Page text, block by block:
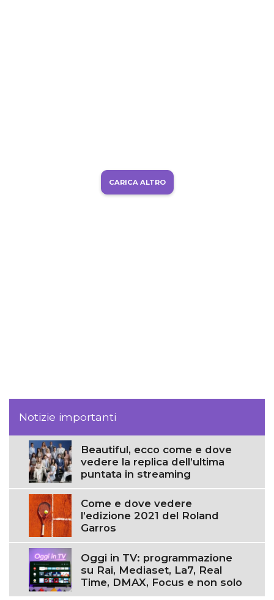
CARICA ALTRO
Notizie importanti
Beautiful, ecco come e dove
vedere la replica dell’ultima
puntata in streaming
Come e dove vedere
l’edizione 2021 del Roland
Garros
Oggi in TV: programmazione
su Rai, Mediaset, La7, Real
Time, DMAX, Focus e non solo